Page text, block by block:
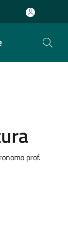
prof.